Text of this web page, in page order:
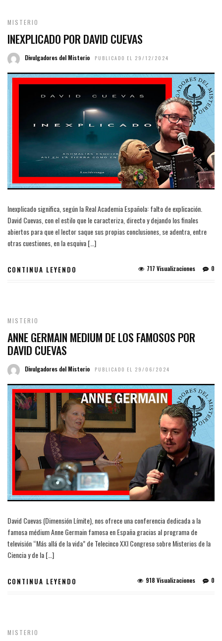
MISTERIO
INEXPLICADO POR DAVID CUEVAS
Divulgadores del Misterio PUBLICADO EL 29/12/2024
Inexplicado significa, según la Real Academia Española: falto de explicación.
David Cuevas, con el estilo que le caracteriza, directo y dejando los finales
abiertos para que el lector saque sus propias conclusiones, se adentra, entre
otras cuestiones, en la esquiva […]
CONTINUA LEYENDO 0
717 Visualizaciones
MISTERIO
ANNE GERMAIN MEDIUM DE LOS FAMOSOS POR
DAVID CUEVAS
Divulgadores del Misterio PUBLICADO EL 29/06/2024
David Cuevas (Dimensión Límite), nos ofrece una conferencia dedicada a la
famosa médium Anne Germain famosa en España gracias al programa de
televisión “Más allá de la vida” de Telecinco XXI Congreso sobre Misterios de la
Ciencia y de la […]
CONTINUA LEYENDO 0
918 Visualizaciones
MISTERIO